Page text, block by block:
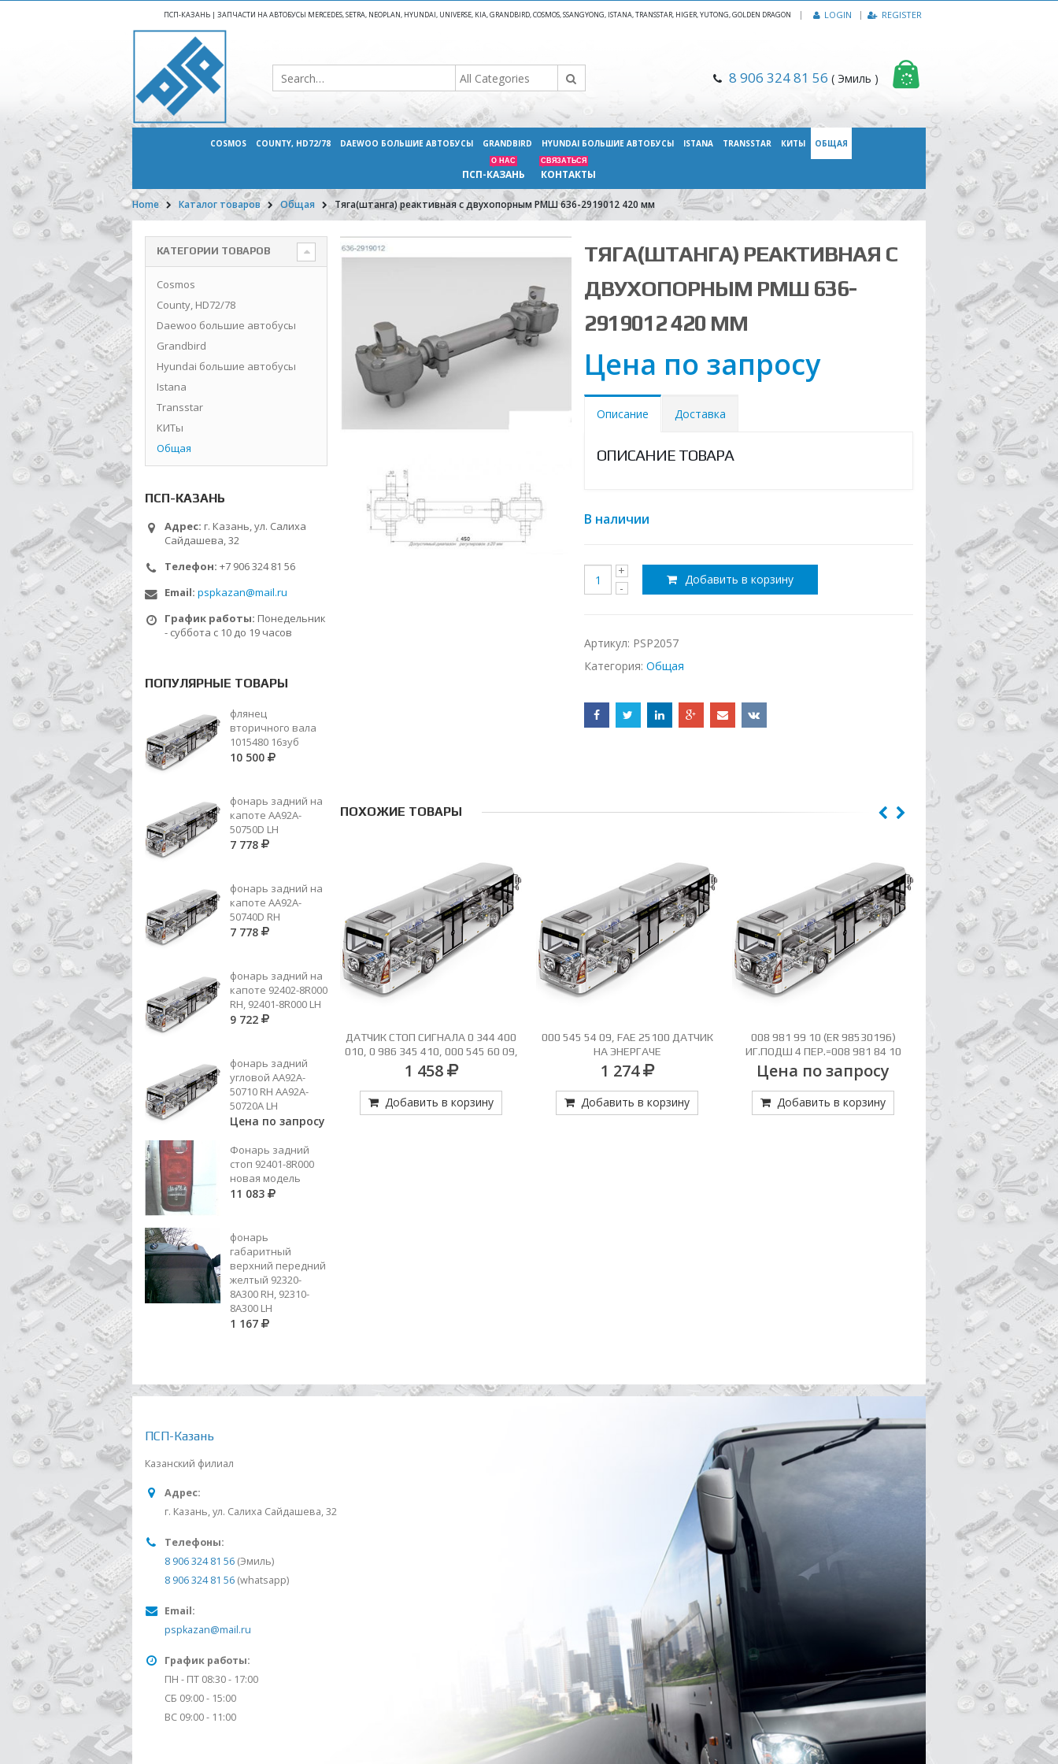
ПСП-КАЗАНЬ | ЗАПЧАСТИ НА АВТОБУСЫ MERCEDES, SETRA, NEOPLAN, HYUNDAI, UNIVERSE, KIA, GRANDBIRD, COSMOS, SSANGYONG, ISTANA, TRANSSTAR, HIGER, YUTONG, GOLDEN DRAGON | LOGIN REGISTER
8 906 324 81 56 ( Эмиль )
COSMOS COUNTY, HD72/78 DAEWOO БОЛЬШИЕ АВТОБУСЫ GRANDBIRD HYUNDAI БОЛЬШИЕ АВТОБУСЫ ISTANA TRANSSTAR КИТЫ ОБЩАЯ
ПСП-КАЗАНЬ
О НАС
КОНТАКТЫ
СВЯЗАТЬСЯ
Home Каталог товаров Общая Тяга(штанга) реактивная с двухопорным РМШ 636-2919012 420 мм
ТЯГА(ШТАНГА) РЕАКТИВНАЯ С
ДВУХОПОРНЫМ РМШ 636-
2919012 420 ММ
Цена по запросу
Описание Доставка
ОПИСАНИЕ ТОВАРА
В наличии
Добавить в корзину
Артикул: PSP2057
Категория: Общая
ПОХОЖИЕ ТОВАРЫ
387 262 21 35 (ER 60530611)
Цена по запросу
Добавить в корзину
ДАТЧИК СТОП СИГНАЛА 0 344 400
010, 0 986 345 410, 000 545 60 09,
003 545 16 14=0501 311 807=001
545 34 14=002 545 81
14=01.42.054=4.60816
1 458
Добавить в корзину
000 545 54 09, FAE 25100 ДАТЧИК
НА ЭНЕРГАЧЕ
1 274
Добавить в корзину
008 981 99 10 (ER 98530196)
ИГ.ПОДШ 4 ПЕР.=008 981 84 10
Цена по запросу
Добавить в корзину
000471 040002
СТОПОРНОЕ ЗА
156
Добавить в
КАТЕГОРИИ ТОВАРОВ
Cosmos
County, HD72/78
Daewoo большие автобусы
Grandbird
Hyundai большие автобусы
Istana
Transstar
КИТы
Общая
ПСП-КАЗАНЬ
Адрес: г. Казань, ул. Салиха
Сайдашева, 32
Телефон: +7 906 324 81 56
Email: pspkazan@mail.ru
График работы: Понедельник
- суббота с 10 до 19 часов
ПОПУЛЯРНЫЕ ТОВАРЫ
флянец
вторичного вала
1015480 16зуб
10 500
фонарь задний на
капоте AA92A-
50750D LH
7 778
фонарь задний на
капоте AA92A-
50740D RH
7 778
фонарь задний на
капоте 92402-8R000
RH, 92401-8R000 LH
9 722
фонарь задний
угловой AA92A-
50710 RH AA92A-
50720A LH
Цена по запросу
Фонарь задний
стоп 92401-8R000
новая модель
11 083
фонарь
габаритный
верхний передний
желтый 92320-
8A300 RH, 92310-
8А300 LH
1 167
ПСП-Казань
Казанский филиал
Адрес:
г. Казань, ул. Салиха Сайдашева, 32
Телефоны:
8 906 324 81 56 (Эмиль)
8 906 324 81 56 (whatsapp)
Email:
pspkazan@mail.ru
График работы:
ПН - ПТ 08:30 - 17:00
СБ 09:00 - 15:00
ВС 09:00 - 11:00